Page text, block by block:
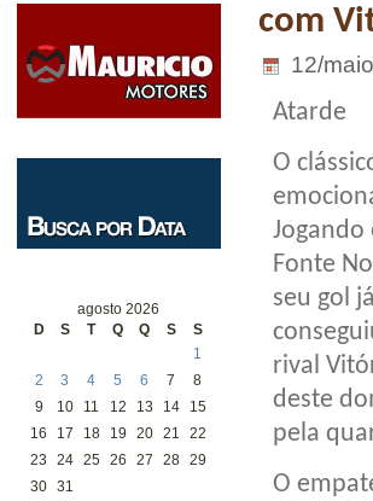
agosto 2026
D
S T Q Q S S
1
2
3 4 5 6 7
8
9
10 11 12 13 14
15
16
17 18 19 20 21
22
23
24 25 26 27 28 29
30 31
com
12/
Atarde
O
Jogando
Fonte
seu gol
rival
deste
pela
O